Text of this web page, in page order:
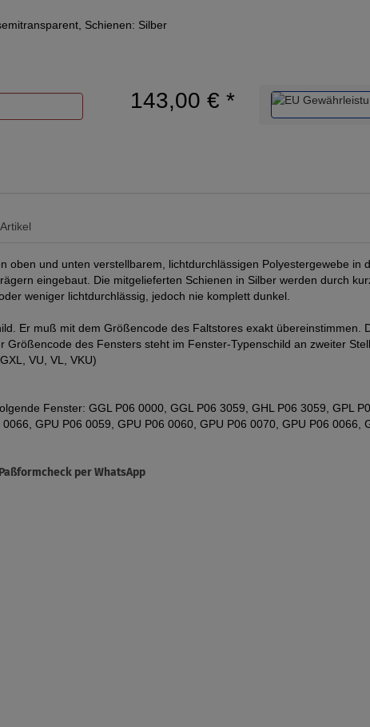
Schienen: Silber
143,00 € *
oben und unten verstellbarem, lichtdurchlässigen Polyestergewebe in
eingebaut. Die mitgelieferten Schienen in Silber werden durch
weniger lichtdurchlässig, jedoch nie komplett dunkel.
Er muß mit dem Größencode des Faltstores exakt übereinstimmen.
des Fensters steht im Fenster-Typenschild an zweiter
VU, VL, VKU)
Fenster: GGL P06 0000, GGL P06 3059, GHL P06 3059, GPL
GPU P06 0059, GPU P06 0060, GPU P06 0070, GPU P06 0066,
per WhatsApp